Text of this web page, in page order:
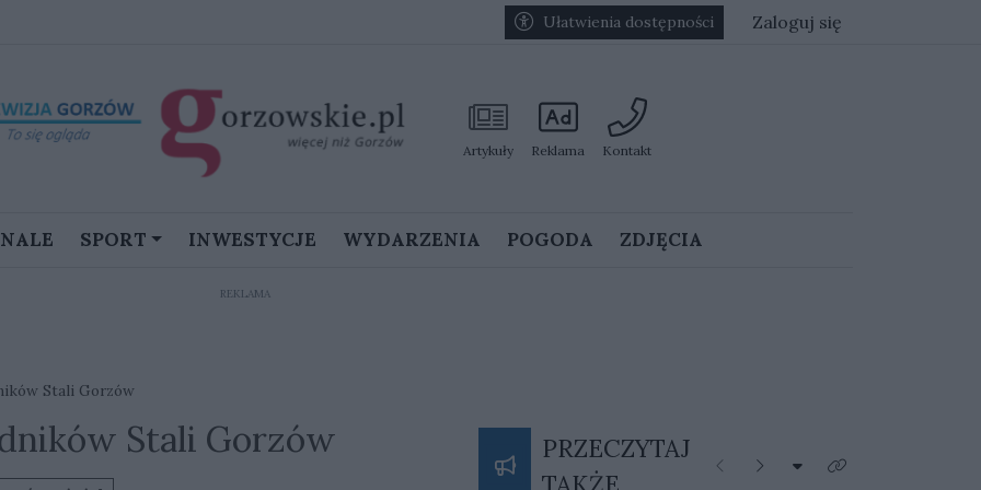
Ułatwienia dostępności Zaloguj się
Artykuły Reklama Kontakt
SPORT INWESTYCJE WYDARZENIA POGODA ZDJĘCIA
REKLAMA
Stali Gorzów
Stali Gorzów
PRZECZYTAJ
Poprzednie
Następne
Rozwiń listę kategorii
Kliknij aby zobaczyć